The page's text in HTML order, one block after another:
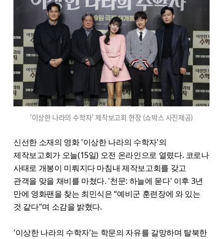
'이상한 나라의 수학자' 제작보고회 현장 (쇼박스 사진제공)
신선한 소재의 영화 '이상한 나라의 수학자'의
제작보고회가 오늘(15일) 오전 온라인으로 열렸다. 코로나
사태로 개봉이 미뤄지다 마침내 제작보고회를 갖고
관객을 맞을 채비를 마쳤다. '천문: 하늘에 묻다' 이후 3년
만에 영화팬을 찾는 최민식은 “예비군 훈련장에 와 있는
것 같다"며 소감을 밝혔다.
'이상한 나라의 수학자'는 학문의 자유를 갈망하며 탈북한